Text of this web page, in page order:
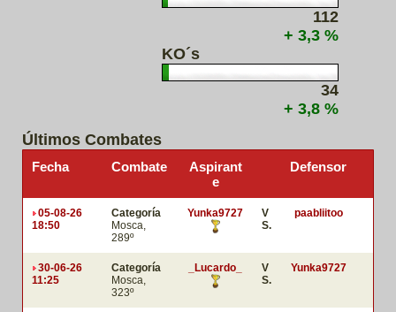
112
+ 3,3 %
KO´s
34
+ 3,8 %
Últimos Combates
Fecha Combate
Aspirant
e
Defensor
05-08-26
18:50
Categoría
Mosca,
289º
Yunka9727
V
S.
paabliitoo
30-06-26
11:25
Categoría
Mosca,
323º
_Lucardo_
V
S.
Yunka9727